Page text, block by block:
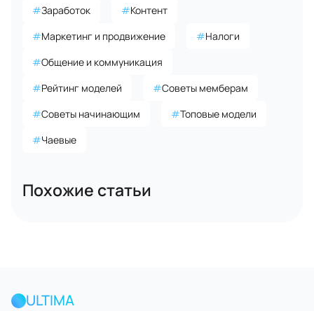
#Заработок #Контент
#Маркетинг и продвижение #Налоги
#Общение и коммуникация
#Рейтинг моделей #Советы мемберам
#Советы начинающим #Топовые модели
#Чаевые
Похожие статьи
ULTIMA